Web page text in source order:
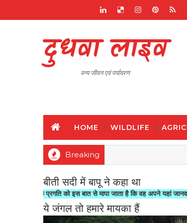
दुधवा लाइव
वन्य जीवन एवं पर्यावरण
HOME WILDLIFE
Breaking
बीती सदी में बापू ने कहा था
प्रगति को इस बात से मापा जाता है कि वह अपने यहां जानवरों से
ये जंगल तो हमारे मायका हैं